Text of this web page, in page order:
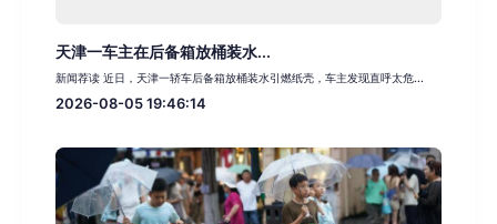
天津一车主在后备箱放桶装水...
新闻荐读 近日，天津一轿车后备箱放桶装水引燃纸壳，车主发现直呼太危...
2026-08-05 19:46:14